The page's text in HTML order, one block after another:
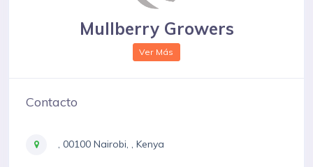
Mullberry Growers
Ver Más
Contacto
, 00100 Nairobi, , Kenya